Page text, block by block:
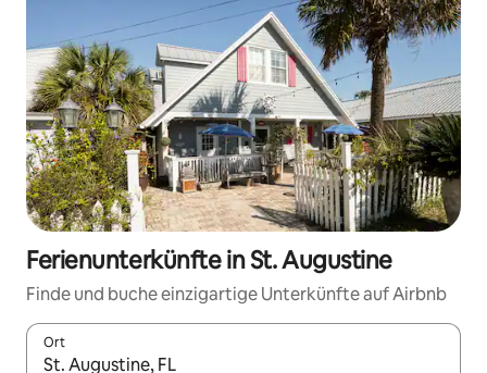
Ferienunterkünfte in St. Augustine
Finde und buche einzigartige Unterkünfte auf Airbnb
Ort
Wenn Ergebnisse verfügbar sind, navigiere mit den